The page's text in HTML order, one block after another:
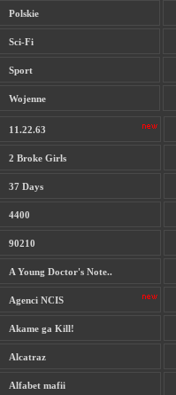
Polskie
Sci-Fi
Sport
Wojenne
11.22.63
2 Broke Girls
37 Days
4400
90210
A Young Doctor's Note..
Agenci NCIS
Akame ga Kill!
Alcatraz
Alfabet mafii